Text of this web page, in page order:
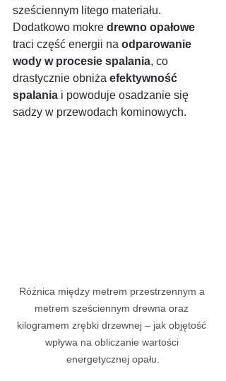
sześciennym litego materiału.
Dodatkowo mokre drewno opałowe
traci część energii na odparowanie
wody w procesie spalania, co
drastycznie obniża efektywność
spalania i powoduje osadzanie się
sadzy w przewodach kominowych.
Różnica między metrem przestrzennym a
metrem sześciennym drewna oraz
kilogramem zrębki drzewnej – jak objętość
wpływa na obliczanie wartości
energetycznej opału.